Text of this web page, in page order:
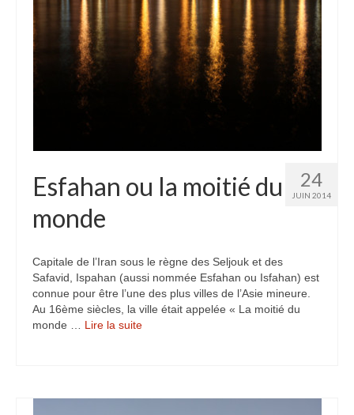
24
JUIN 2014
Esfahan ou la moitié du
monde
Capitale de l’Iran sous le règne des Seljouk et des
Safavid, Ispahan (aussi nommée Esfahan ou Isfahan) est
connue pour être l’une des plus villes de l’Asie mineure.
Au 16ème siècles, la ville était appelée « La moitié du
monde … Lire la suite­­